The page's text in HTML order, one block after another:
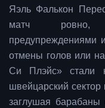
Яэль Фалькон
матч ровно,
предупреждениями
отмены голов или
Си Плэйс» стали
швейцарский
заглушая